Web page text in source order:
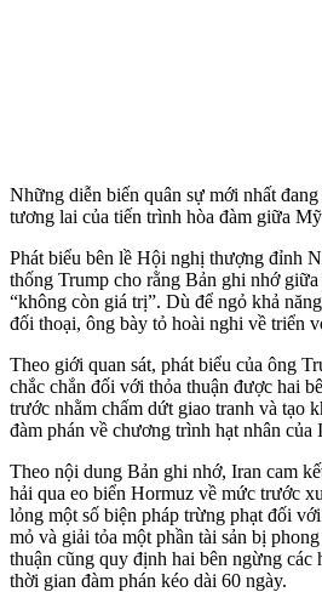
Những diễn biến quân sự mới nhất
tương lai của tiến trình hòa đàm giữa
Phát biểu bên lề Hội nghị thượng đỉnh
thống Trump cho rằng Bản ghi nhớ
“không còn giá trị”. Dù để ngỏ khả
đối thoại, ông bày tỏ hoài nghi về triển
Theo giới quan sát, phát biểu của ông
chắc chắn đối với thỏa thuận được hai
trước nhằm chấm dứt giao tranh và tạo
đàm phán về chương trình hạt nhân của
Theo nội dung Bản ghi nhớ, Iran cam
hải qua eo biển Hormuz về mức trước
lỏng một số biện pháp trừng phạt đối
mỏ và giải tỏa một phần tài sản bị
thuận cũng quy định hai bên ngừng các
thời gian đàm phán kéo dài 60 ngày.